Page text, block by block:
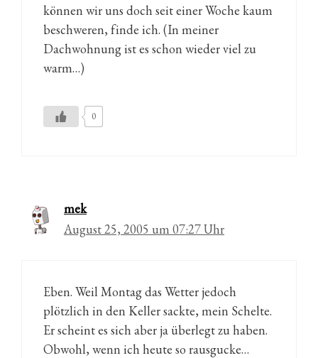
können wir uns doch seit einer Woche kaum
beschweren, finde ich. (In meiner
Dachwohnung ist es schon wieder viel zu
warm…)
0
mek
August 25, 2005 um 07:27 Uhr
Eben. Weil Montag das Wetter jedoch
plötzlich in den Keller sackte, mein Schelte.
Er scheint es sich aber ja überlegt zu haben.
Obwohl, wenn ich heute so rausgucke…